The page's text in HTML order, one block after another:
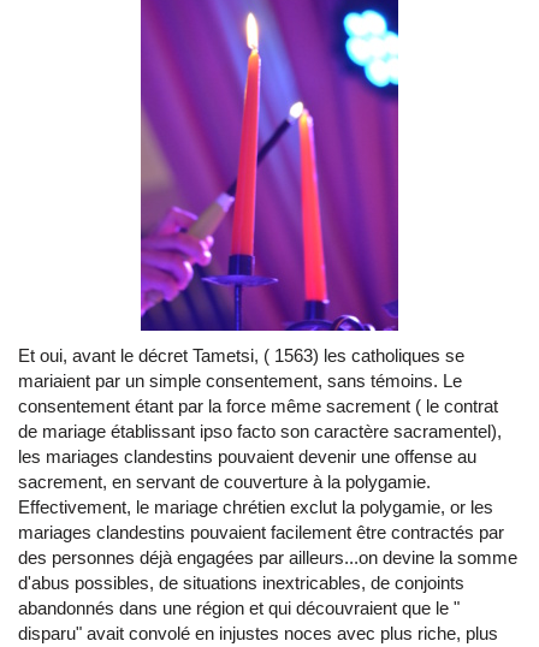
Et oui, avant le décret Tametsi, ( 1563) les catholiques se
mariaient par un simple consentement, sans témoins. Le
consentement étant par la force même sacrement ( le contrat
de mariage établissant ipso facto son caractère sacramentel),
les mariages clandestins pouvaient devenir une offense au
sacrement, en servant de couverture à la polygamie.
Effectivement, le mariage chrétien exclut la polygamie, or les
mariages clandestins pouvaient facilement être contractés par
des personnes déjà engagées par ailleurs...on devine la somme
d'abus possibles, de situations inextricables, de conjoints
abandonnés dans une région et qui découvraient que le "
disparu" avait convolé en injustes noces avec plus riche, plus